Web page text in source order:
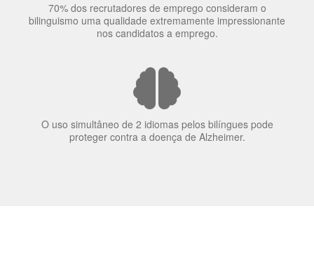
70% dos recrutadores de emprego consideram o
bilinguismo uma qualidade extremamente impressionante
nos candidatos a emprego.
O uso simultâneo de 2 idiomas pelos bilíngues pode
proteger contra a doença de Alzheimer.